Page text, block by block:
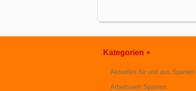
Kategorien +
Aktuelles für und aus Spanien
Arbeitswelt Spanien